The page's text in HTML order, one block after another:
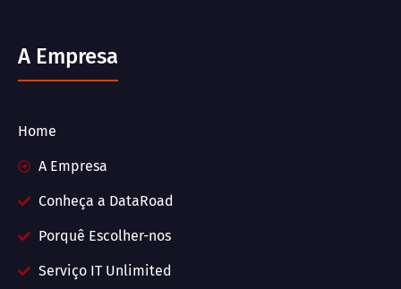
A Empresa
Home
A Empresa
Conheça a DataRoad
Porquê Escolher-nos
Serviço IT Unlimited